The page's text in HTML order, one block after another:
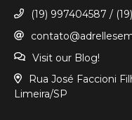
(19) 997404587 /
Visit our Blog!
Rua José Faccioni
Limeira/SP